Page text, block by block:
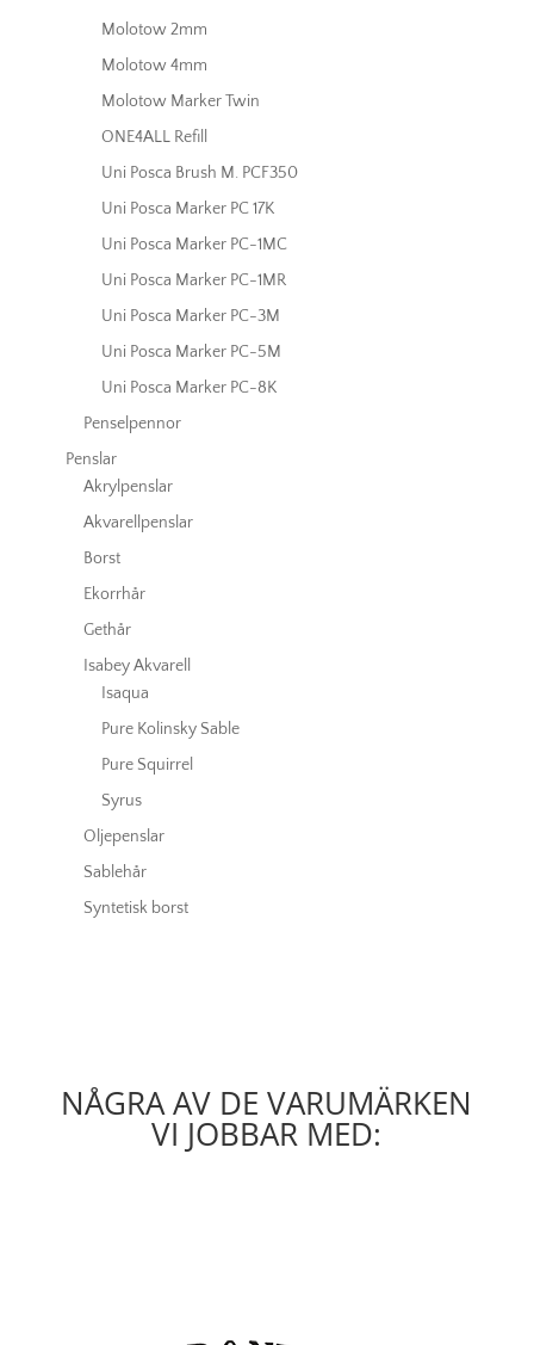
Molotow 2mm
Molotow 4mm
Molotow Marker Twin
ONE4ALL Refill
Uni Posca Brush M. PCF350
Uni Posca Marker PC 17K
Uni Posca Marker PC-1MC
Uni Posca Marker PC-1MR
Uni Posca Marker PC-3M
Uni Posca Marker PC-5M
Uni Posca Marker PC-8K
Penselpennor
Penslar
Akrylpenslar
Akvarellpenslar
Borst
Ekorrhår
Gethår
Isabey Akvarell
Isaqua
Pure Kolinsky Sable
Pure Squirrel
Syrus
Oljepenslar
Sablehår
Syntetisk borst
NÅGRA AV DE VARUMÄRKEN
VI JOBBAR MED: